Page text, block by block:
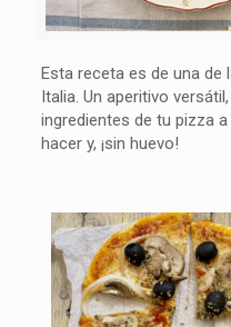
Esta receta es de una
Italia. Un aperitivo
ingredientes de tu pizza
hacer y, ¡sin huevo!